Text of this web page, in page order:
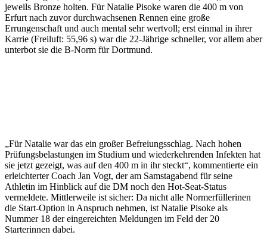
jeweils Bronze holten. Für Natalie Pisoke waren die 400 m von
Erfurt nach zuvor durchwachsenen Rennen eine große
Errungenschaft und auch mental sehr wertvoll; erst einmal in ihrer
Karrie (Freiluft: 55,96 s) war die 22-Jährige schneller, vor allem aber
unterbot sie die B-Norm für Dortmund.
„Für Natalie war das ein großer Befreiungsschlag. Nach hohen
Prüfungsbelastungen im Studium und wiederkehrenden Infekten hat
sie jetzt gezeigt, was auf den 400 m in ihr steckt“, kommentierte ein
erleichterter Coach Jan Vogt, der am Samstagabend für seine
Athletin im Hinblick auf die DM noch den Hot-Seat-Status
vermeldete. Mittlerweile ist sicher: Da nicht alle Normerfüllerinen
die Start-Option in Anspruch nehmen, ist Natalie Pisoke als
Nummer 18 der eingereichten Meldungen im Feld der 20
Starterinnen dabei.